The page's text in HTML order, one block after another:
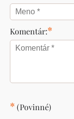
Komentár:*
* (Povinné)